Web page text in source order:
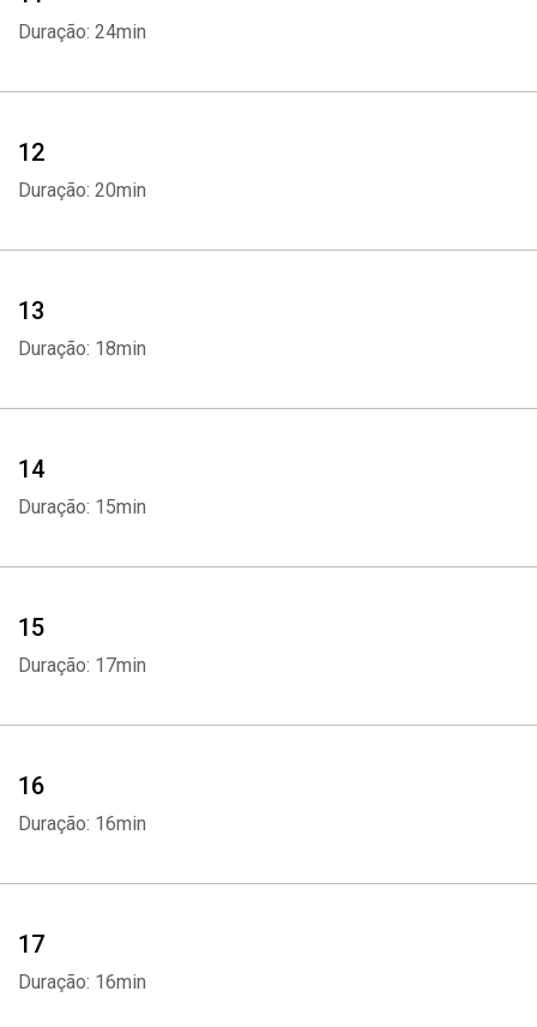
Duração: 24min
12
Duração: 20min
13
Duração: 18min
14
Duração: 15min
15
Duração: 17min
16
Duração: 16min
17
Duração: 16min